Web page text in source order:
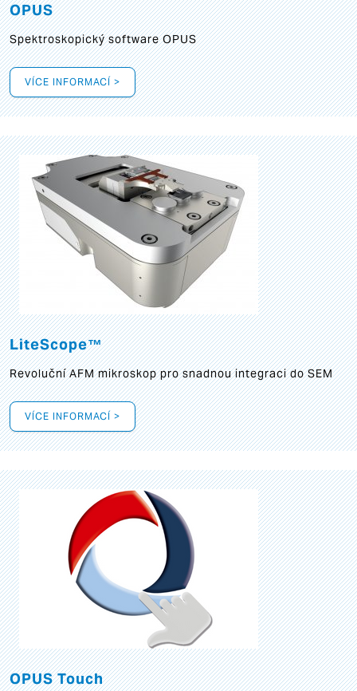
OPUS
Spektroskopický software OPUS
VÍCE INFORMACÍ >
LiteScope™
Revoluční AFM mikroskop pro snadnou integraci do SEM
VÍCE INFORMACÍ >
OPUS Touch